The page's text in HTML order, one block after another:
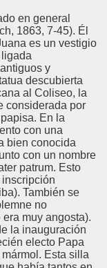
en general
1863, 7-45). Él
es un vestigio
y
descubierta
al Coliseo, la
considerada por
En la
con una
bien conocida
con un nombre
patrum. Esto
También se
no
muy angosta).
la inauguración
electo Papa
Esta silla